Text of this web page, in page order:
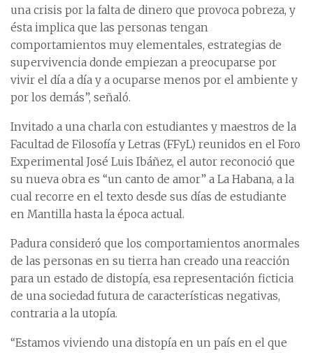
una crisis por la falta de dinero que provoca pobreza, y
ésta implica que las personas tengan
comportamientos muy elementales, estrategias de
supervivencia donde empiezan a preocuparse por
vivir el día a día y a ocuparse menos por el ambiente y
por los demás”, señaló.
Invitado a una charla con estudiantes y maestros de la
Facultad de Filosofía y Letras (FFyL) reunidos en el Foro
Experimental José Luis Ibáñez, el autor reconoció que
su nueva obra es “un canto de amor” a La Habana, a la
cual recorre en el texto desde sus días de estudiante
en Mantilla hasta la época actual.
Padura consideró que los comportamientos anormales
de las personas en su tierra han creado una reacción
para un estado de distopía, esa representación ficticia
de una sociedad futura de características negativas,
contraria a la utopía.
“Estamos viviendo una distopía en un país en el que